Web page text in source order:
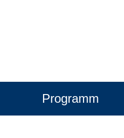
Programm